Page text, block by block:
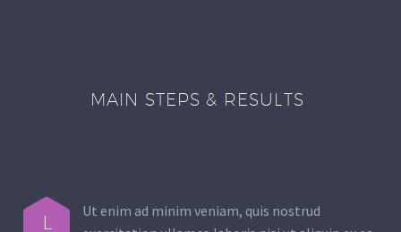
MAIN STEPS & RESULTS
L
Ut enim ad minim veniam, quis nostrud